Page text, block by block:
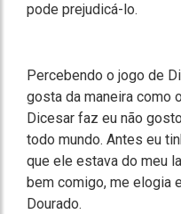
pode prejudicá-lo.
Percebendo o jogo de
gosta da maneira como
Dicesar faz eu não
todo mundo. Antes eu
que ele estava do meu
bem comigo, me elogia
Dourado.